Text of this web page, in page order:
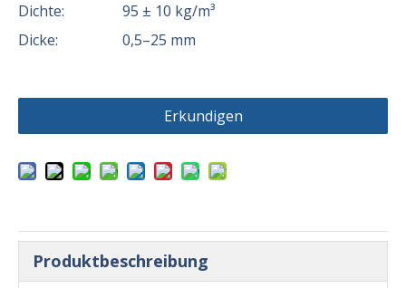
Dichte:
95 ± 10 kg/m³
Dicke:
0,5–25 mm
Erkundigen
Produktbeschreibung